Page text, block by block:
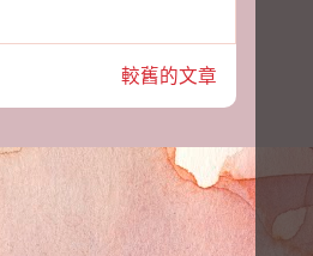
較舊的文章